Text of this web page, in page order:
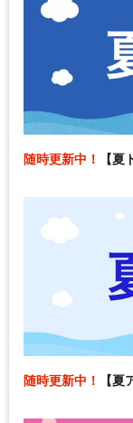
随時更新中！ 【
随時更新中！ 【